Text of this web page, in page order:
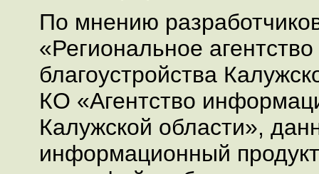
По мнению
«Региональное
благоустройства
КО «Агентство
Калужской области»,
информационный